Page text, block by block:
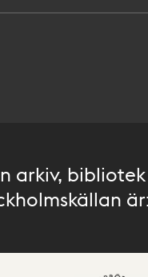
arkiv,